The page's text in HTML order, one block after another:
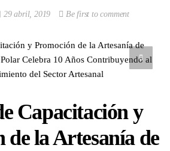
29 abril, 2019 Be first to comment
Capacitación y
de la Artesanía de